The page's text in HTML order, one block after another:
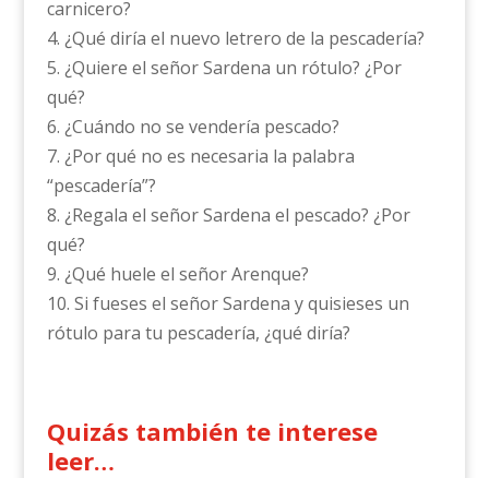
carnicero?
4. ¿Qué diría el nuevo letrero de la pescadería?
5. ¿Quiere el señor Sardena un rótulo? ¿Por
qué?
6. ¿Cuándo no se vendería pescado?
7. ¿Por qué no es necesaria la palabra
“pescadería”?
8. ¿Regala el señor Sardena el pescado? ¿Por
qué?
9. ¿Qué huele el señor Arenque?
10. Si fueses el señor Sardena y quisieses un
rótulo para tu pescadería, ¿qué diría?
Quizás también te interese
leer…